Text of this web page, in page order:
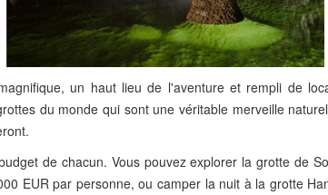
un haut lieu de l'aventure et rempli de
du monde qui sont une véritable merveille
de chacun. Vous pouvez explorer la grotte de
EUR par personne, ou camper la nuit à la grotte